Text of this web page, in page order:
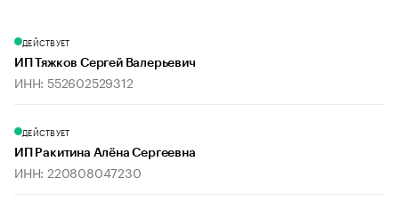
ДЕЙСТВУЕТ
ИП Тяжков Сергей Валерьевич
ИНН: 552602529312
ДЕЙСТВУЕТ
ИП Ракитина Алёна Сергеевна
ИНН: 220808047230